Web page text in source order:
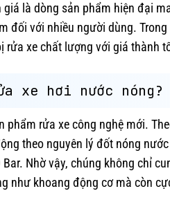
là dòng sản phẩm hiện đại
đối với nhiều người dùng.
xe chất lượng với giá thành
xe hơi nước nóng?
phẩm rửa xe công nghệ mới.
theo nguyên lý đốt nóng
Nhờ vậy, chúng không chỉ
như khoang động cơ mà còn